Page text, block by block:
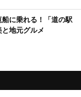
船に乗れる！「道の駅
地元グルメ